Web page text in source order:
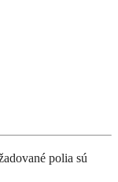
polia sú